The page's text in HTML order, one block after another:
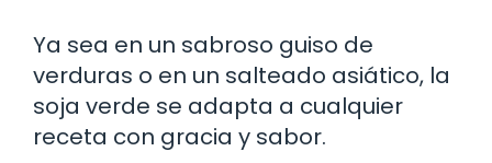
Ya sea en un sabroso guiso de
verduras o en un salteado asiático, la
soja verde se adapta a cualquier
receta con gracia y sabor.